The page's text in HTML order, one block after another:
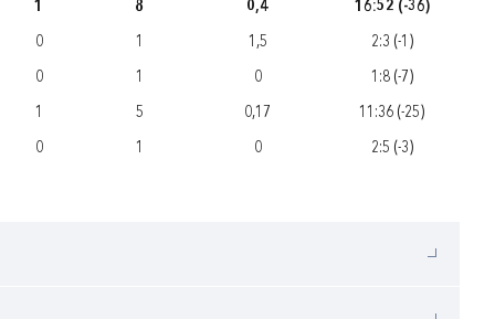
1 8 0,4 16:52 (-36)
0 1 1,5 2:3 (-1)
0 1 0 1:8 (-7)
1 5 0,17 11:36 (-25)
0 1 0 2:5 (-3)